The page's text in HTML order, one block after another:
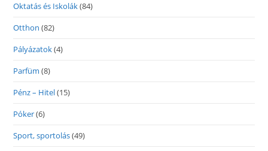
Oktatás és Iskolák(84)
Otthon (82)
Pályázatok(4)
Parfüm (8)
Pénz – Hitel(15)
Póker(6)
Sport, sportolás(49)